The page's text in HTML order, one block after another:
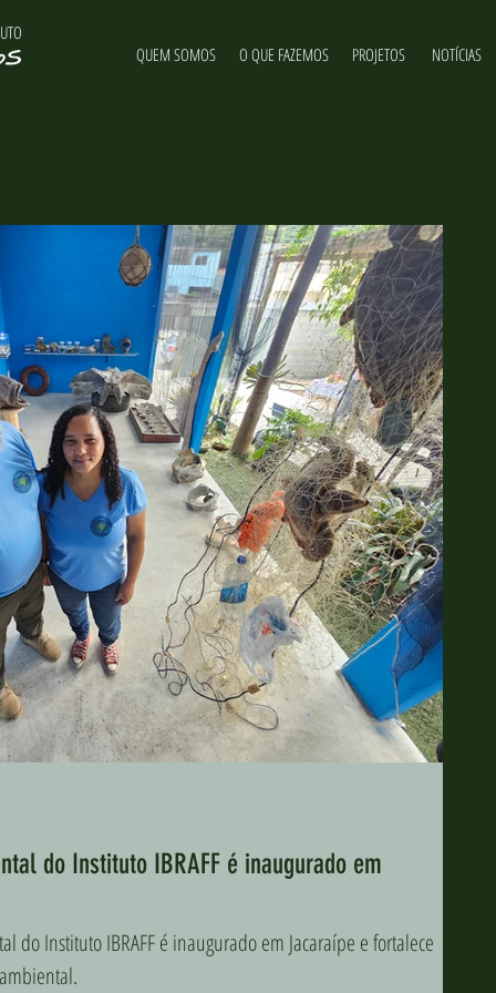
do Instituto IBRAFF é inaugurado em
do Instituto IBRAFF é inaugurado em Jacaraípe e fortalece
QUEM SOMOS
O QUE FAZEMOS PROJETOS NOTÍCIAS